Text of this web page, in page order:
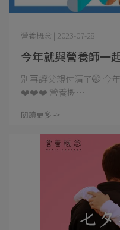
今年就與營養師一
營養概念 | 2023-07-28
別再讓父親付清了🤭 今
❤️❤️❤️ 營養概⋯
閱讀更多 ->